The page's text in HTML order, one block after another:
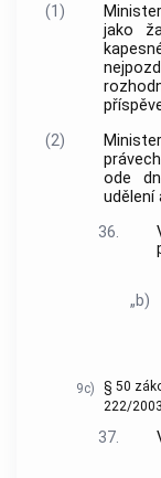
(1)
jako
(2)
ode
udělení
36.
„b)
9c)
§ 50
222/2003
37.